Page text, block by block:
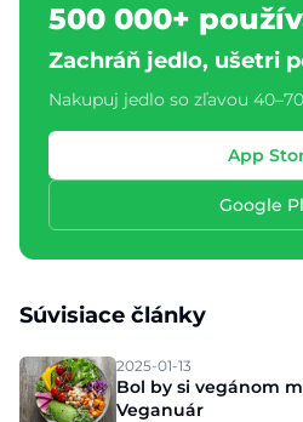
500 000+
Zachráň jedlo, ušetri
Nakupuj jedlo so zľavou
App
Google
Súvisiace články
2025-01-13
Bol by si vegánom
Veganuár